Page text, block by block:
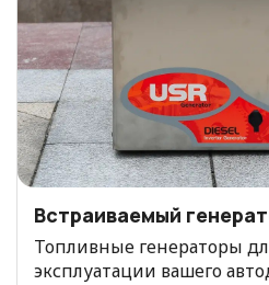
Встраиваемый
Топливные генераторы
эксплуатации вашего